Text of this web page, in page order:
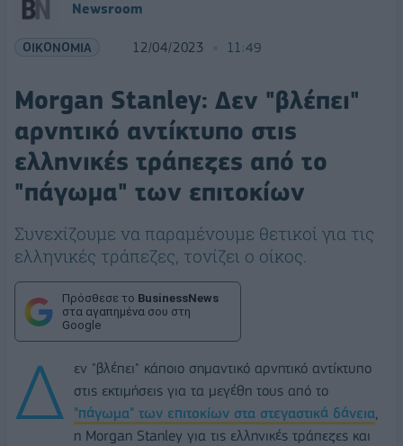
Newsroom
ΟΙΚΟΝΟΜΙΑ 12/04/2023 11:49
Morgan Stanley: Δεν "βλέπει"
αρνητικό αντίκτυπο στις
ελληνικές τράπεζες από το
"πάγωμα" των επιτοκίων
Συνεχίζουμε να παραμένουμε θετικοί για τις
ελληνικές τράπεζες, τονίζει ο οίκος.
Πρόσθεσε το BusinessNews
στα αγαπημένα σου στη
Google
Δ
εν "βλέπει" κάποιο σημαντικό αρνητικό αντίκτυπο
στις εκτιμήσεις για τα μεγέθη τους από το
"πάγωμα" των επιτοκίων στα στεγαστικά δάνεια,
η Morgan Stanley για τις ελληνικές τράπεζες και